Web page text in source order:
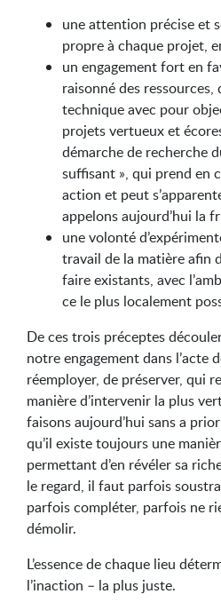
une attention précise et
propre à chaque projet,
un engagement fort en
raisonné des ressources,
technique avec pour
projets vertueux et
démarche de recherche
suffisant », qui prend en
action et peut
appelons aujourd’hui la
une volonté
travail de la matière aﬁn
faire existants, avec
ce le plus localement
De ces trois préceptes
notre engagement dans l’acte
réemployer, de préserver, qui
manière d’intervenir la plus
faisons aujourd’hui sans a
qu’il existe toujours une
permettant d’en révéler sa
le regard, il faut parfois
parfois compléter, parfois ne
démolir.
L’essence de chaque lieu
l’inaction – la plus juste.